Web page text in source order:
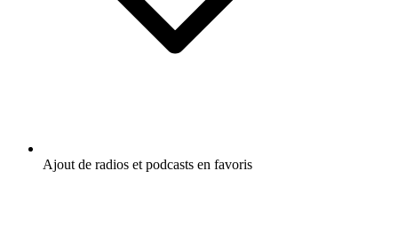
Ajout de radios et podcasts en favoris